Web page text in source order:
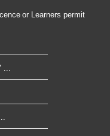
or Learners permit
...